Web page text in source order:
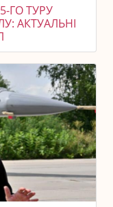
ГО ТУРУ
АКТУАЛЬНІ